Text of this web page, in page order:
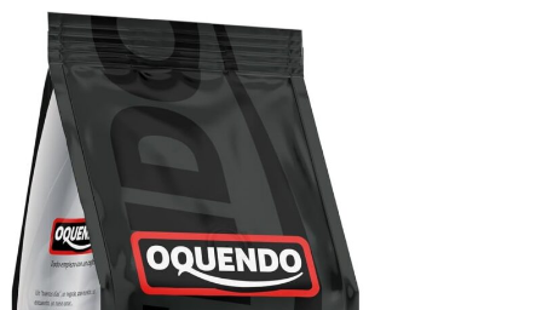
Oquendo
Espresso
Natural:
Café
Intenso
con
Sello
Asturiano